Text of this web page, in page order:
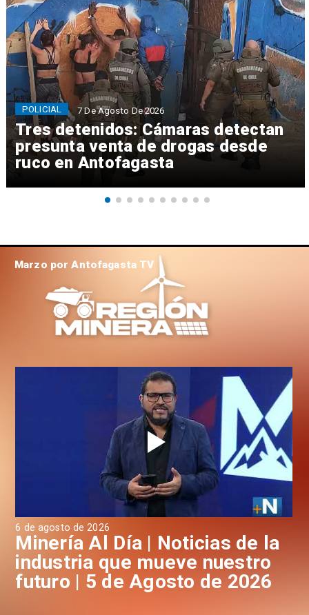
Tres detenidos: Cámaras detectan
presunta venta de drogas desde
ruco en Antofagasta
POLICIAL 7 De Agosto De 2026
6 de agosto de 2026
Minería Al Día | Noticias de la
industria que mueve nuestro
futuro | 5 de Agosto de 2026
Marzo por Antofagasta TV